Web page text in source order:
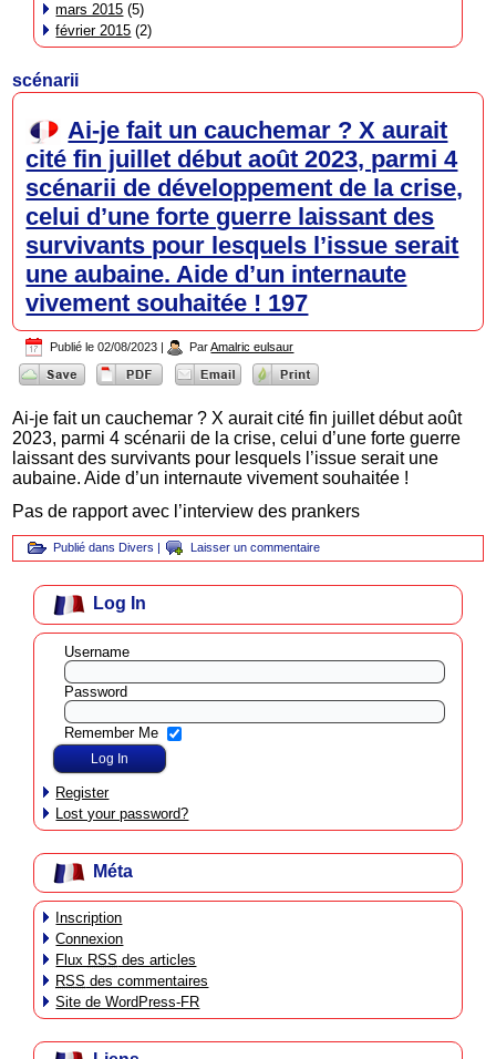
mars 2015 (5)
février 2015 (2)
scénarii
Ai-je fait un cauchemar ? X aurait
cité fin juillet début août 2023, parmi 4
scénarii de développement de la crise,
celui d’une forte guerre laissant des
survivants pour lesquels l’issue serait
une aubaine. Aide d’un internaute
vivement souhaitée ! 197
Publié le 02/08/2023 | Par Amalric eulsaur
Ai-je fait un cauchemar ? X aurait cité fin juillet début août
2023, parmi 4 scénarii de la crise, celui d’une forte guerre
laissant des survivants pour lesquels l’issue serait une
aubaine. Aide d’un internaute vivement souhaitée !
Pas de rapport avec l’interview des prankers
Publié dans Divers | Laisser un commentaire
Log In
Username
Password
Remember Me
Register
Lost your password?
Méta
Inscription
Connexion
Flux RSS des articles
RSS des commentaires
Site de WordPress-FR